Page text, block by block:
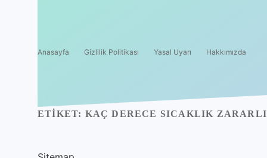
Anasayfa Gizlilik Politikası Yasal Uyarı Hakkımızda
ETIKET: KAÇ DERECE SICAKLIK ZARARLI